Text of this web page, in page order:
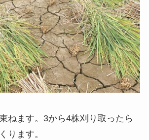
ねます。3から4株刈り取ったら
ります。